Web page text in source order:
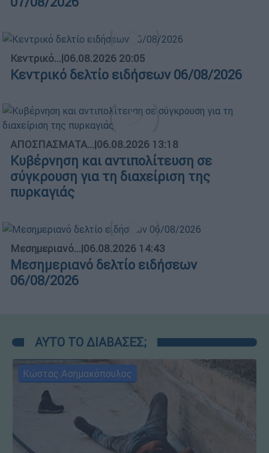
Κεντρικό...|06.08.2026 20:05
Κεντρικό δελτίο ειδήσεων 06/08/2026
ΑΠΟΣΠΑΣΜΑΤΑ...|06.08.2026 13:18
Κυβέρνηση και αντιπολίτευση σε
σύγκρουση για τη διαχείριση της
πυρκαγιάς
Μεσημεριανό...|06.08.2026 14:43
Μεσημεριανό δελτίο ειδήσεων
06/08/2026
ΑΥΤΟ ΤΟ ΔΙΑΒΑΣΕΣ;
Κώστας Ασημακόπουλος